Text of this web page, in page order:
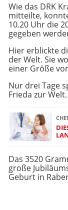
Wie das DRK
mitteilte,
10.20 Uhr die
gegeben
Hier erblickte
der Welt. Sie
einer Größe
Nur drei Tage
Frieda zur Welt.
Das 3520
große
Geburt in